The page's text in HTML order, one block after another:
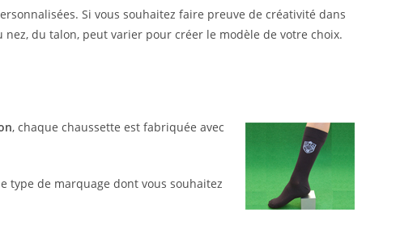
Si vous souhaitez faire preuve de créativité dans
nez, du talon, peut varier pour créer le modèle de votre choix.
, chaque chaussette est fabriquée avec
type de marquage dont vous souhaitez